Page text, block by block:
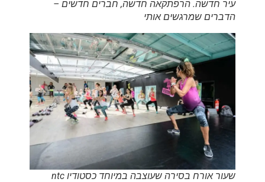
עיר חדשה. הרפתקאה חדשה, חברים חדשים –
הדברים שמרגשים אותי
שעור אורח בסירה שעוצבה במיוחד כסטודיו ntc